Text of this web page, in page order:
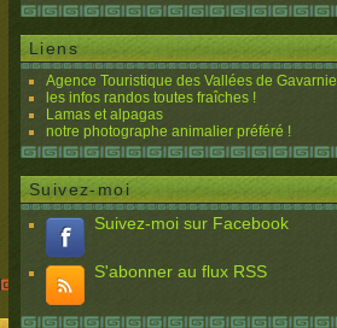
Liens
Agence Touristique des Vallées de Gavarnie
les infos randos toutes fraîches !
Lamas et alpagas
notre photographe animalier préféré !
Suivez-moi
Suivez-moi sur Facebook
S'abonner au flux RSS